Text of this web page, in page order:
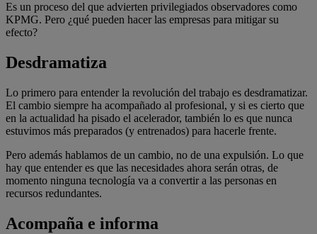
Es un proceso del que advierten privilegiados observadores como
KPMG. Pero ¿qué pueden hacer las empresas para mitigar su
efecto?
Desdramatiza
Lo primero para entender la revolución del trabajo es desdramatizar.
El cambio siempre ha acompañado al profesional, y si es cierto que
en la actualidad ha pisado el acelerador, también lo es que nunca
estuvimos más preparados (y entrenados) para hacerle frente.
Pero además hablamos de un cambio, no de una expulsión. Lo que
hay que entender es que las necesidades ahora serán otras, de
momento ninguna tecnología va a convertir a las personas en
recursos redundantes.
Acompaña e informa